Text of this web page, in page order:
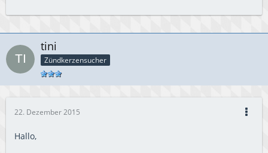
tini
Zündkerzensucher
22. Dezember 2015
Hallo,